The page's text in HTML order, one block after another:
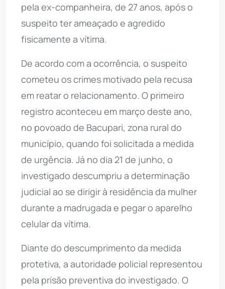
pela ex-companheira, de 27 anos, após o
suspeito ter ameaçado e agredido
fisicamente a vítima.
De acordo com a ocorrência, o suspeito
cometeu os crimes motivado pela recusa
em reatar o relacionamento. O primeiro
registro aconteceu em março deste ano,
no povoado de Bacupari, zona rural do
município, quando foi solicitada a medida
de urgência. Já no dia 21 de junho, o
investigado descumpriu a determinação
judicial ao se dirigir à residência da mulher
durante a madrugada e pegar o aparelho
celular da vítima.
Diante do descumprimento da medida
protetiva, a autoridade policial representou
pela prisão preventiva do investigado. O